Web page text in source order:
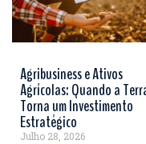
Agribusiness e Ativos
Agrícolas: Quando a
Torna um Investimento
Estratégico
Julho 28, 2026